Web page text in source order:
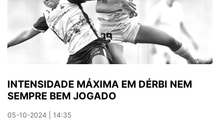
BPI
INTENSIDADE MÁXIMA EM DÉRBI NEM
SEMPRE BEM JOGADO
05-10-2024 | 14:35